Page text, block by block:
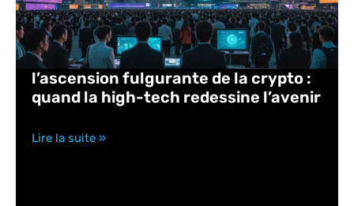
l’ascension fulgurante de la crypto :
quand la high-tech redessine l’avenir
Lire la suite »